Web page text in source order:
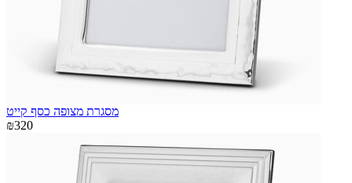
מסגרת מצופה כסף קייט
₪320